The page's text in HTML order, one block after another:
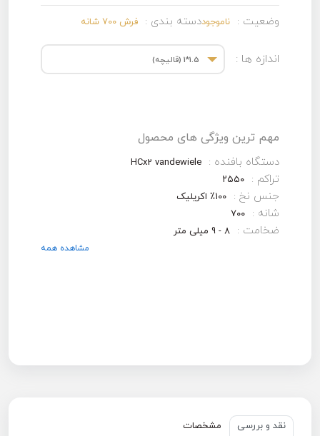
وضعیت : ناموجوددسته بندی : فرش 700 شانه
اندازه ها : 1.5*1 (قالیچه)
مهم ترین ویژگی های محصول
دستگاه بافنده : HCx2 vandewiele
تراکم : ۲۵۵۰
جنس نخ : 100٪ اکریلیک
شانه : ۷۰۰
ضخامت : 8 - 9 میلی متر
مشاهده همه
نقد و بررسی مشخصات